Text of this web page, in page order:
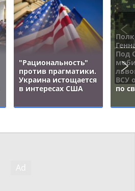
"Рациональность"
против прагматики.
Украина истощается
в интересах США
Под
ВСУ
по